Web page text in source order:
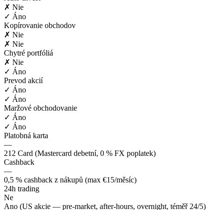
✗ Nie
✓ Áno
Kopírovanie obchodov
✗ Nie
✗ Nie
Chytré portfóliá
✗ Nie
✓ Áno
Prevod akcií
✓ Áno
✓ Áno
Maržové obchodovanie
✓ Áno
✓ Áno
Platobná karta
—
212 Card (Mastercard debetní, 0 % FX poplatek)
Cashback
—
0,5 % cashback z nákupů (max €15/měsíc)
24h trading
Ne
Ano (US akcie — pre-market, after-hours, overnight, téměř 24/5)